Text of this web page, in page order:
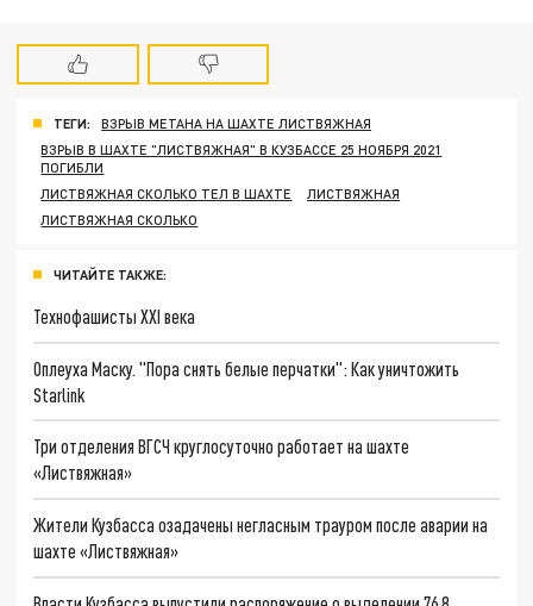
ТЕГИ:
ВЗРЫВ МЕТАНА НА ШАХТЕ ЛИСТВЯЖНАЯ
ВЗРЫВ В ШАХТЕ "ЛИСТВЯЖНАЯ" В КУЗБАССЕ 25 НОЯБРЯ 2021
ПОГИБЛИ
ЛИСТВЯЖНАЯ СКОЛЬКО ТЕЛ В ШАХТЕ
ЛИСТВЯЖНАЯ
ЛИСТВЯЖНАЯ СКОЛЬКО
ЧИТАЙТЕ ТАКЖЕ:
Технофашисты XXI века
Оплеуха Маску. "Пора снять белые перчатки": Как уничтожить
Starlink
Три отделения ВГСЧ круглосуточно работает на шахте
«Листвяжная»
Жители Кузбасса озадачены негласным трауром после аварии на
шахте «Листвяжная»